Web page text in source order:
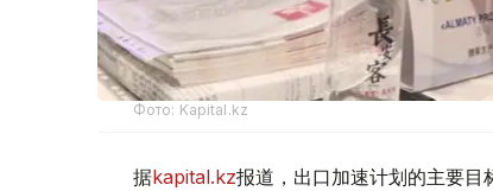
Фото: Kapital.kz
据kapital.kz报道，出口加速计划的主要目